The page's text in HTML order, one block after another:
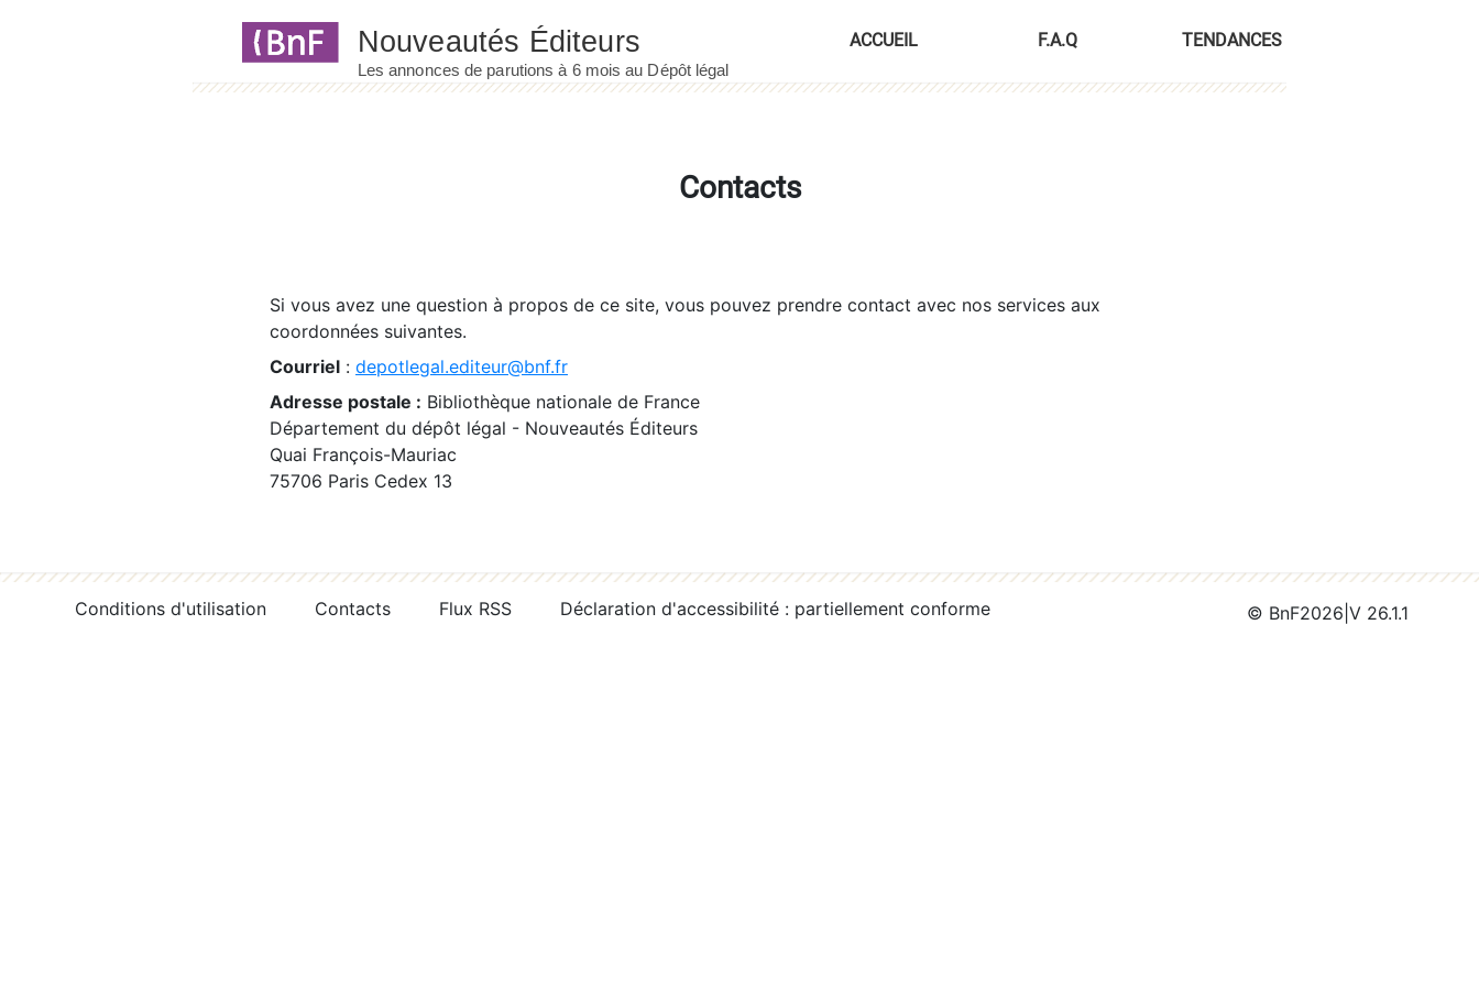
ACCUEIL F.A.Q TENDANCES
Contacts
Si vous avez une question à propos de ce site, vous pouvez prendre contact avec nos services aux
coordonnées suivantes.
Courriel : depotlegal.editeur@bnf.fr
Adresse postale : Bibliothèque nationale de France
Département du dépôt légal - Nouveautés Éditeurs
Quai François-Mauriac
75706 Paris Cedex 13
Conditions d'utilisation Contacts Flux RSS Déclaration d'accessibilité : partiellement conforme © BnF2026 V 26.1.1